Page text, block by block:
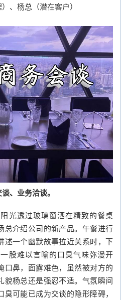
、杨总（潜在客户）
、业务洽谈。
光透过玻璃窗洒在精致的餐桌
总介绍公司的新产品。午餐进行
述一个幽默故事拉近关系时，下
股难以言喻的口臭气味弥漫开
口鼻，面露难色，虽然被对方的
貌杨总还是强忍不适。气氛瞬间
可能已成为交谈的隐形障碍，